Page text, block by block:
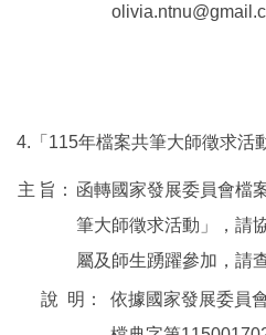
4.「115年檔案共筆大師徵求活
主 旨： 函轉國家發展委員會檔
筆大師徵求活動」，請
屬及師生踴躍參加，請
說 明：
依據國家發展委員